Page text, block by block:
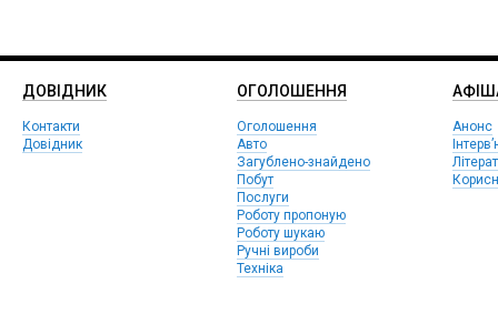
ДОВІДНИК
Контакти
Довідник
ОГОЛОШЕННЯ
Оголошення
Авто
Загублено-знайдено
Побут
Послуги
Роботу пропоную
Роботу шукаю
Ручні вироби
Техніка
Анонс